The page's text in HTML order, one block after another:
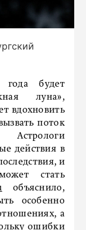
будет
луна»,
вдохновить
поток
действия в
и
стать
объяснило,
особенно
а
ошибки